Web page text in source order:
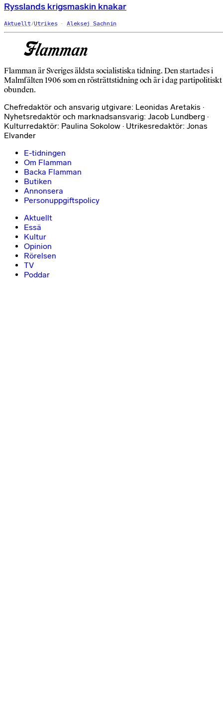
Rysslands krigsmaskin knakar
Aktuellt/Utrikes Aleksej Sachnin
Flamman är Sveriges äldsta socialistiska tidning. Den startades i
Malmfälten 1906 som en rösträttstidning och är i dag partipolitiskt
obunden.
Chefredaktör och ansvarig utgivare: Leonidas Aretakis ·
Nyhetsredaktör och marknadsansvarig: Jacob Lundberg ·
Kulturredaktör: Paulina Sokolow · Utrikesredaktör: Jonas
Elvander
E-tidningen
Om Flamman
Backa Flamman
Butiken
Annonsera
Personuppgiftspolicy
Aktuellt
Essä
Kultur
Opinion
Rörelsen
TV
Poddar